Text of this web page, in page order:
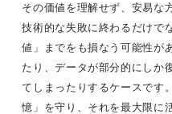
その価値を理解せず、安易な
技術的な失敗に終わるだけで
値」までをも損なう可能性が
たり、データが部分的にしか
てしまったりするケースです
憶」を守り、それを最大限に